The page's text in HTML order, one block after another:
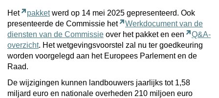
Het pakketwerd op 14 mei 2025 gepresenteerd. Ook
presenteerde de Commissie het
Werkdocument van de
diensten van de Commissie over het pakket en een
Q&A-
overzicht. Het wetgevingsvoorstel zal nu ter goedkeuring
worden voorgelegd aan het Europees Parlement en de
Raad.
De wijzigingen kunnen landbouwers jaarlijks tot 1,58
miljard euro en nationale overheden 210 miljoen euro